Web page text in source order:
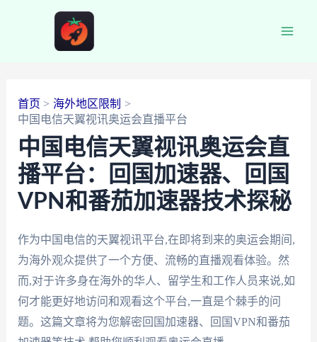
首页
海外地区限制
中国电信天翼视讯奥运会直播平台
中国电信天翼视讯奥运会直
播平台：回国加速器、回国
VPN和番茄加速器技术探秘
作为中国电信的天翼视讯平台,在即将到来的奥运会期间,
为海外观众提供了一个方便、流畅的直播观看体验。然
而,对于许多身在海外的华人、留学生和工作人员来说,如
何才能更好地访问和观看这个平台,一直是个棘手的问
题。这篇文章将为您解密回国加速器、回国VPN和番茄